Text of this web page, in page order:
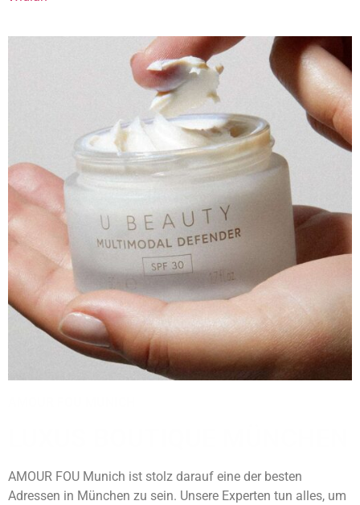
AMOUR FOU Munich ist stolz darauf eine der besten
Adressen in München zu sein. Unsere Experten tun alles, um